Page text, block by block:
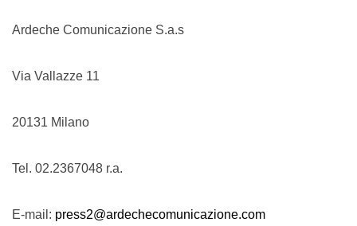
Ardeche Comunicazione S.a.s
Via Vallazze 11
20131 Milano
Tel. 02.2367048 r.a.
E-mail: press2@ardechecomunicazione.com